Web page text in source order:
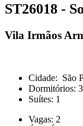
ST26018 -
Vila Irmãos
Cidade: São
Dormitórios: 3
Suítes: 1
Vagas: 2